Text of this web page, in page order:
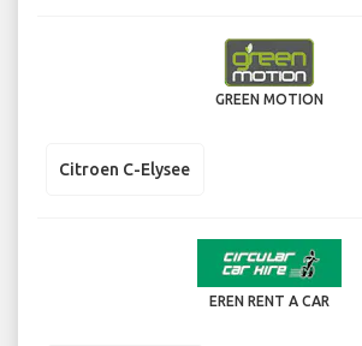
GREEN MOTION
Citroen C-Elysee
EREN RENT A CAR